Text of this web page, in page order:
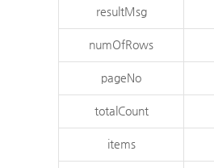
resultMsg
numOfRows
pageNo
totalCount
items